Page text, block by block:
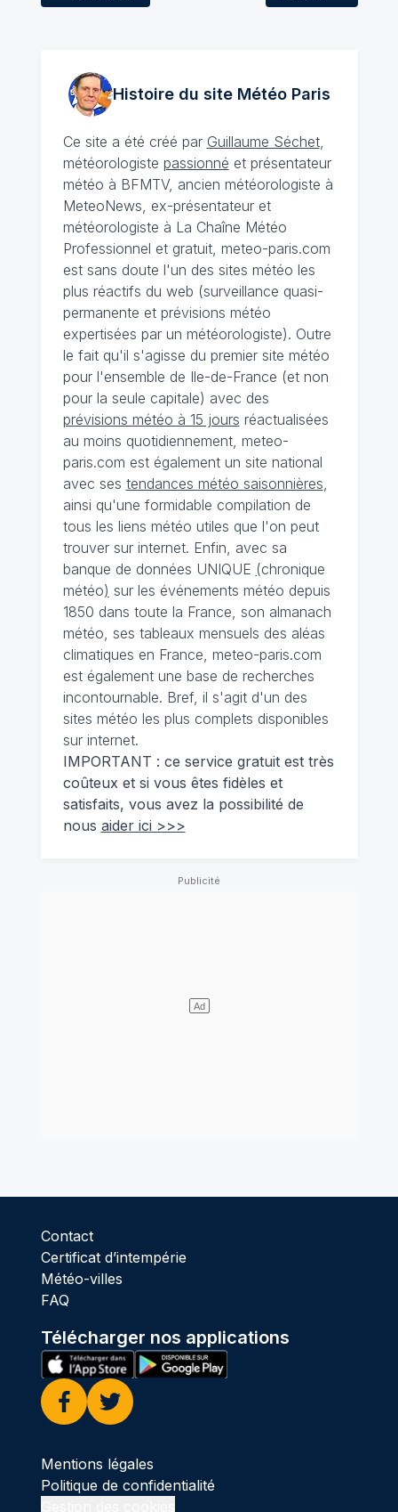
Histoire du site MétéoParis
Ce site a été créé par Guillaume Séchet,
météorologiste passionné et présentateur
météo à BFMTV, ancien météorologiste à
MeteoNews, ex-présentateur et
météorologiste à La Chaîne Météo
Professionnel et gratuit, meteo-paris.com
est sans doute l'un des sites météo les
plus réactifs du web (surveillance quasi-
permanente et prévisions météo
expertisées par un météorologiste). Outre
le fait qu'il s'agisse du premier site météo
pour l'ensemble de Ile-de-France (et non
pour la seule capitale) avec des
prévisions météo à 15 jours réactualisées
au moins quotidiennement, meteo-
paris.com est également un site national
avec ses tendances météo saisonnières
ainsi qu'une formidable compilation de
tous les liens météo utiles que l'on peut
trouver sur internet. Enfin, avec sa
banque de données UNIQUE (chronique
météo) sur les événements météo depuis
1850 dans toute la France, son almanach
météo, ses tableaux mensuels des aléas
climatiques en France, meteo-paris.com
est également une base de recherches
incontournable. Bref, il s'agit d'un des
sites météo les plus complets disponibles
sur internet.
IMPORTANT : ce service gratuit est très
coûteux et si vous êtes fidèles et
satisfaits, vous avez la possibilité de
nous aider ici >>>
Contact
Certificat d’intempérie
Météo-villes
FAQ
Télécharger nos applications
Facebook
Twitter
Mentions légales
Politique de confidentialité